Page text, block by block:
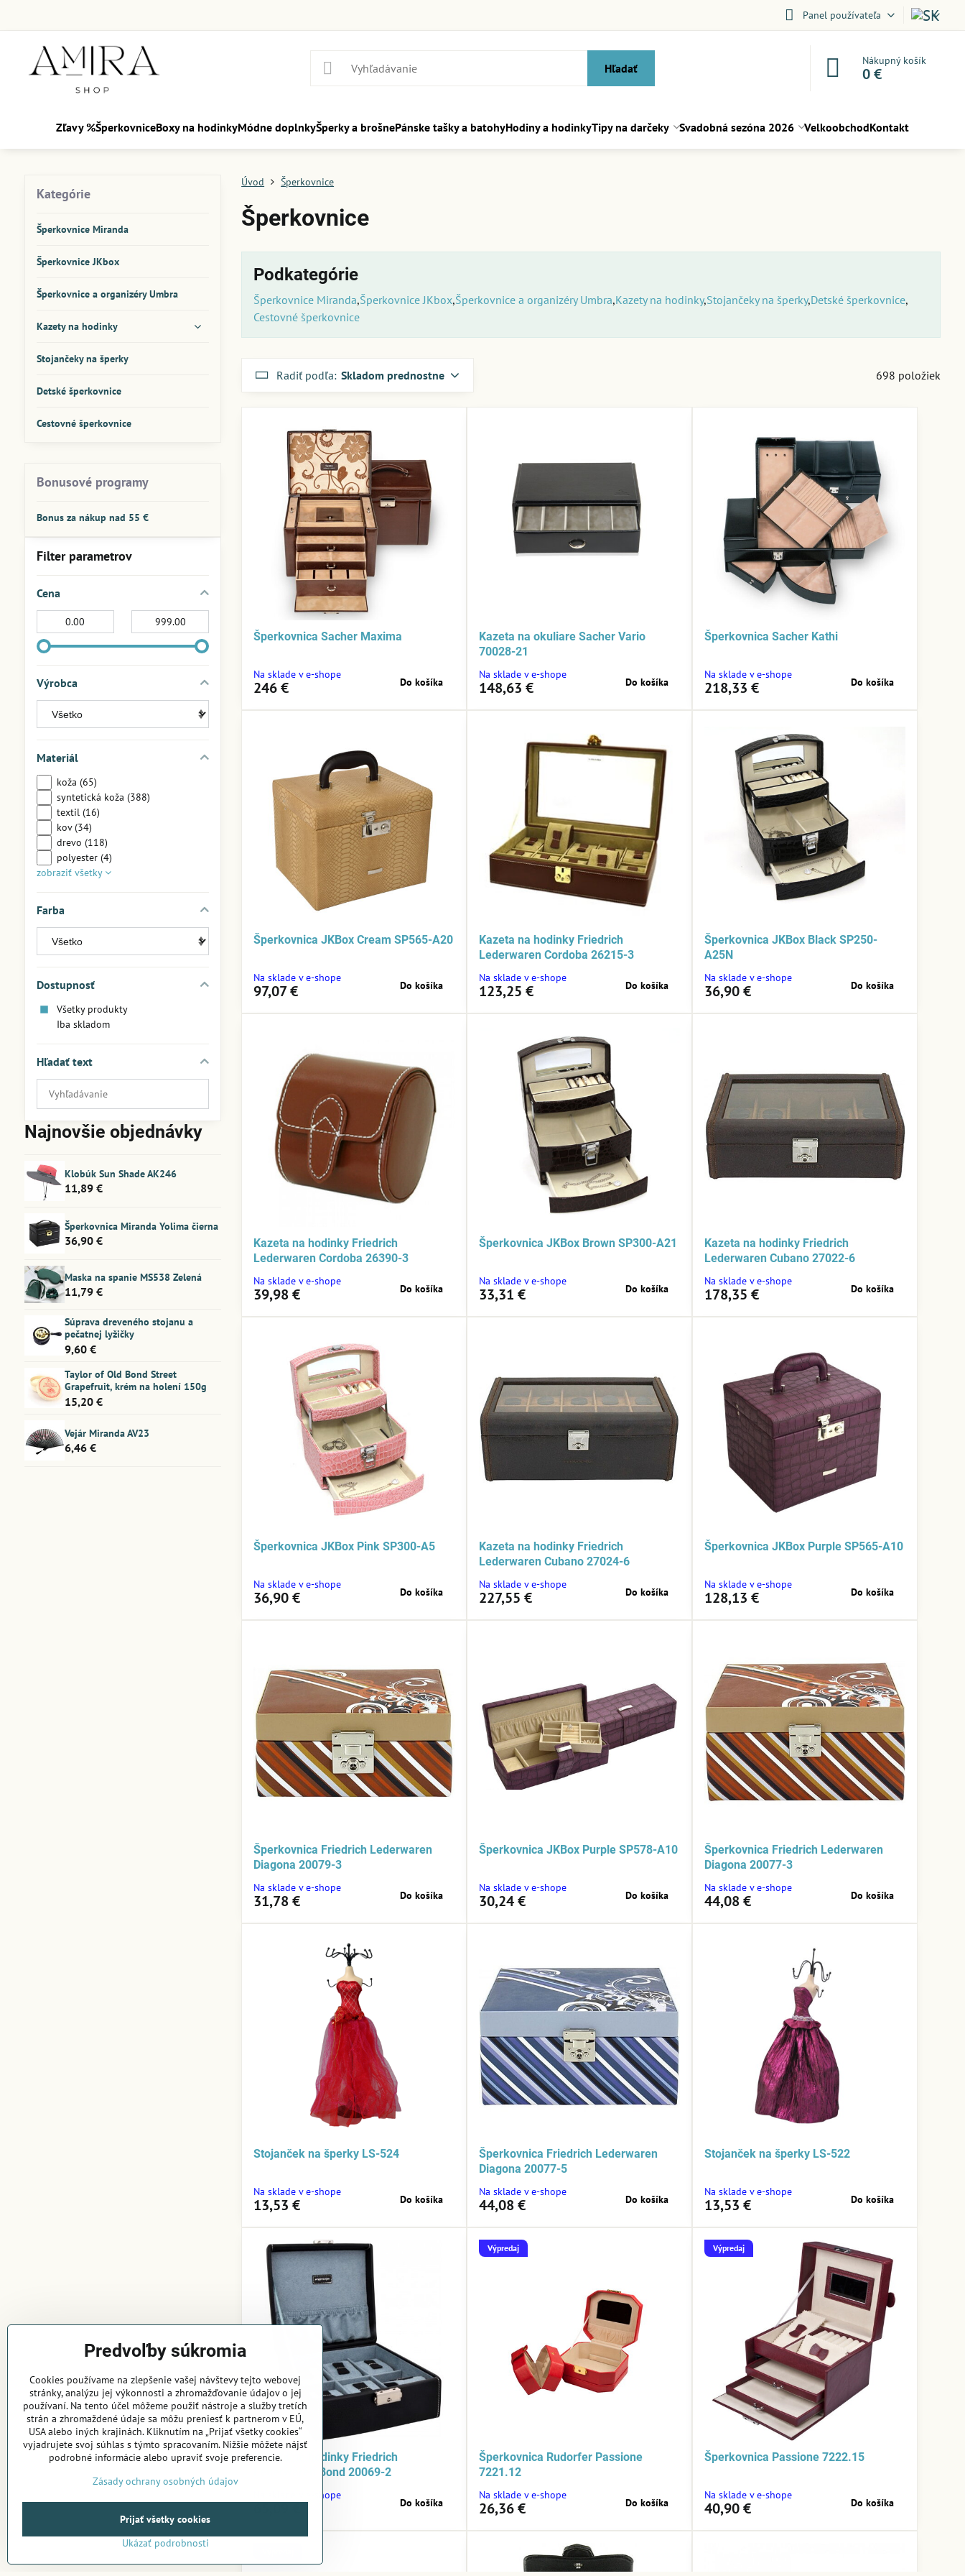
Panel používateľa
Hľadať
Nákupný košík
0 €
Zľavy %ŠperkovniceBoxy na hodinkyMódne doplnkyŠperky a brošnePánske tašky a batohyHodiny a hodinkyTipy na darčeky Svadobná sezóna 2026 VelkoobchodKontakt
Úvod Šperkovnice
Šperkovnice
Podkategórie
Šperkovnice Miranda Šperkovnice JKbox Šperkovnice a organizéry Umbra Kazety na hodinky Stojančeky na šperky Detské šperkovnice
Cestovné šperkovnice
Radiť podľa: Skladom prednostne 698 položiek
Šperkovnica Sacher Maxima
Na sklade v e-shope
246 € Do košíka
Kazeta na okuliare Sacher Vario
70028-21
Na sklade v e-shope
148,63 € Do košíka
Šperkovnica Sacher Kathi
Na sklade v e-shope
218,33 € Do košíka
Šperkovnica JKBox Cream SP565-A20
Na sklade v e-shope
97,07 € Do košíka
Kazeta na hodinky Friedrich
Lederwaren Cordoba 26215-3
Na sklade v e-shope
123,25 € Do košíka
Šperkovnica JKBox Black SP250-
A25N
Na sklade v e-shope
36,90 € Do košíka
Kazeta na hodinky Friedrich
Lederwaren Cordoba 26390-3
Na sklade v e-shope
39,98 € Do košíka
Šperkovnica JKBox Brown SP300-A21
Na sklade v e-shope
33,31 € Do košíka
Kazeta na hodinky Friedrich
Lederwaren Cubano 27022-6
Na sklade v e-shope
178,35 € Do košíka
Šperkovnica JKBox Pink SP300-A5
Na sklade v e-shope
36,90 € Do košíka
Kazeta na hodinky Friedrich
Lederwaren Cubano 27024-6
Na sklade v e-shope
227,55 € Do košíka
Šperkovnica JKBox Purple SP565-A10
Na sklade v e-shope
128,13 € Do košíka
Šperkovnica Friedrich Lederwaren
Diagona 20079-3
Na sklade v e-shope
31,78 € Do košíka
Šperkovnica JKBox Purple SP578-A10
Na sklade v e-shope
30,24 € Do košíka
Šperkovnica Friedrich Lederwaren
Diagona 20077-3
Na sklade v e-shope
44,08 € Do košíka
Stojanček na šperky LS-524
Na sklade v e-shope
13,53 € Do košíka
Šperkovnica Friedrich Lederwaren
Diagona 20077-5
Na sklade v e-shope
44,08 € Do košíka
Stojanček na šperky LS-522
Na sklade v e-shope
13,53 € Do košíka
Kazeta na hodinky Friedrich
Lederwaren Bond 20069-2
Na sklade v e-shope
65,09 € Do košíka
Výpredaj
Šperkovnica Rudorfer Passione
7221.12
Na sklade v e-shope
26,36 € Do košíka
Výpredaj
Šperkovnica Passione 7222.15
Na sklade v e-shope
40,90 € Do košíka
Filter parametrov
Cena
Výrobca
Materiál
koža (65)
syntetická koža (388)
textil (16)
kov (34)
drevo (118)
polyester (4)
zobraziť všetky
Farba
Dostupnosť
Všetky produkty
Iba skladom
Hľadať text
Prehľadať
výsledky
filtra
fulltextom
Kategórie
Šperkovnice Miranda
Šperkovnice JKbox
Šperkovnice a organizéry Umbra
Kazety na hodinky
Stojančeky na šperky
Detské šperkovnice
Cestovné šperkovnice
Bonusové programy
Bonus za nákup nad 55 €
Najnovšie objednávky
Klobúk Sun Shade AK246
11,89 €
Šperkovnica Miranda Yolima čierna
36,90 €
Maska na spanie MS538 Zelená
11,79 €
Súprava dreveného stojanu a
pečatnej lyžičky
9,60 €
Taylor of Old Bond Street
Grapefruit, krém na holení 150g
15,20 €
Vejár Miranda AV23
6,46 €
Predvoľby súkromia
Cookies používame na zlepšenie vašej návštevy tejto webovej
stránky, analýzu jej výkonnosti a zhromažďovanie údajov o jej
používaní. Na tento účel môžeme použiť nástroje a služby tretích
strán a zhromaždené údaje sa môžu preniesť k partnerom v EÚ,
USA alebo iných krajinách. Kliknutím na „Prijať všetky cookies“
vyjadrujete svoj súhlas s týmto spracovaním. Nižšie môžete nájsť
podrobné informácie alebo upraviť svoje preferencie.
Zásady ochrany osobných údajov
Ukázať podrobnosti
Prijať všetky cookies